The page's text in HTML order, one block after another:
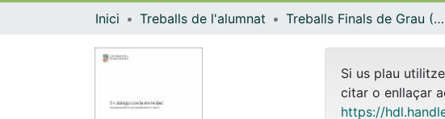
Inici Treballs de l'alumnat Treballs Finals de Grau (TFG) - Estudis Literaris
Si us plau
citar o enllaçar
https://